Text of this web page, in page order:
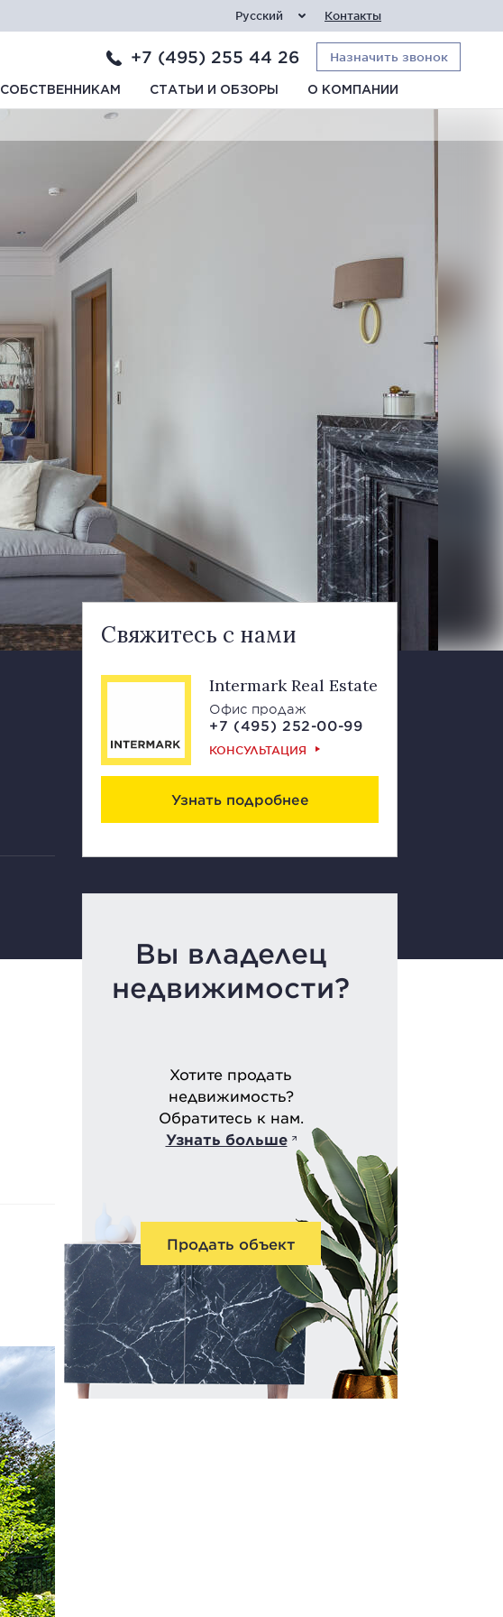
Русский Контакты
+7 (495) 255 44 26 Назначить звонок
СОБСТВЕННИКАМ СТАТЬИ И ОБЗОРЫ О КОМПАНИИ
Свяжитесь с нами
Intermark Real Estate
Офис продаж
+7 (495) 252-00-99
КОНСУЛЬТАЦИЯ
Узнать подробнее
Вы владелец
недвижимости?
Хотите продать
недвижимость?
Обратитесь к нам.
Узнать больше
Продать объект